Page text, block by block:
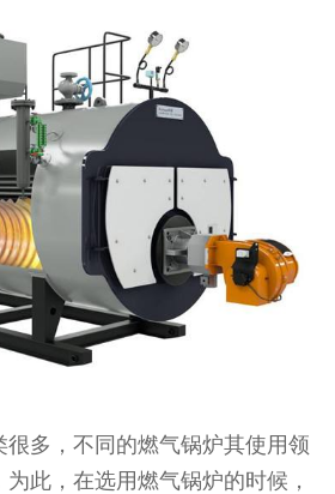
多，不同的燃气锅炉其使用领
此，在选用燃气锅炉的时候，